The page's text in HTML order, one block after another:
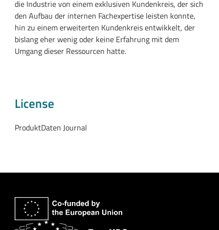
die Industrie von einem exklusiven Kundenkreis, der sich
den Aufbau der internen Fachexpertise leisten konnte,
hin zu einem erweiterten Kundenkreis entwikkelt, der
bislang eher wenig oder keine Erfahrung mit dem
Umgang dieser Ressourcen hatte.
License
ProduktDaten Journal